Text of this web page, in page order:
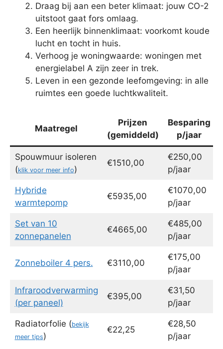
Draag bij aan een beter klimaat: jouw CO-2
uitstoot gaat fors omlaag.
Een heerlijk binnenklimaat: voorkomt koude
lucht en tocht in huis.
Verhoog je woningwaarde: woningen met
energielabel A zijn zeer in trek.
Leven in een gezonde leefomgeving: in alle
ruimtes een goede luchtkwaliteit.
Maatregel
Prijzen
(gemiddeld)
Besparing
p/jaar
Spouwmuur isoleren
(klik voor meer info)
€1510,00
€250,00
p/jaar
Hybride
warmtepomp
€5935,00
€1070,00
p/jaar
Set van 10
zonnepanelen
€4665,00
€485,00
p/jaar
Zonneboiler 4 pers. €3110,00
€175,00
p/jaar
Infraroodverwarming
(per paneel)
€395,00
€31,50
p/jaar
Radiatorfolie (bekijk
meer tips)
€22,25
€28,50
p/jaar